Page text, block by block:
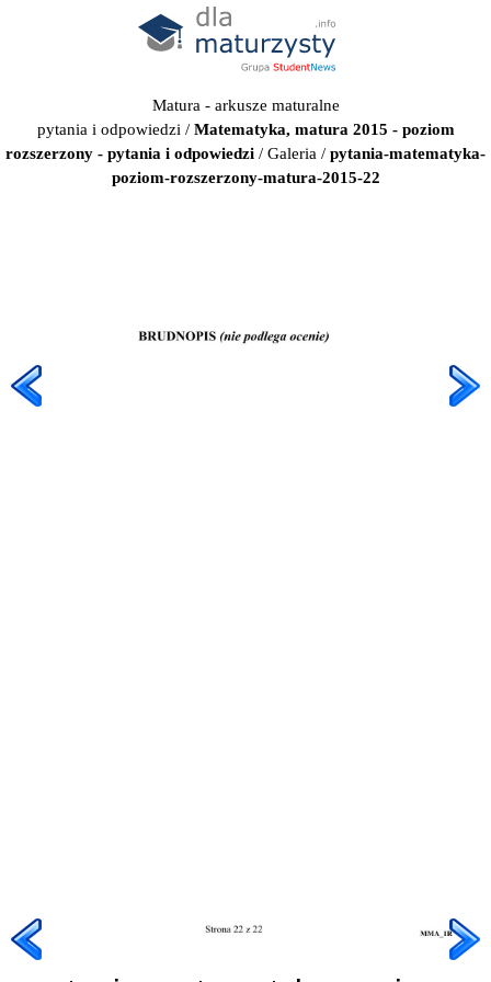
Matura - arkusze maturalne
pytania i odpowiedzi / Matematyka, matura 2015 - poziom
rozszerzony - pytania i odpowiedzi / Galeria / pytania-matematyka-
poziom-rozszerzony-matura-2015-22